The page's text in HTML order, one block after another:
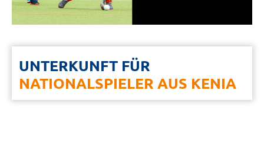
UNTERKUNFT FÜR
NATIONALSPIELER AUS KENIA